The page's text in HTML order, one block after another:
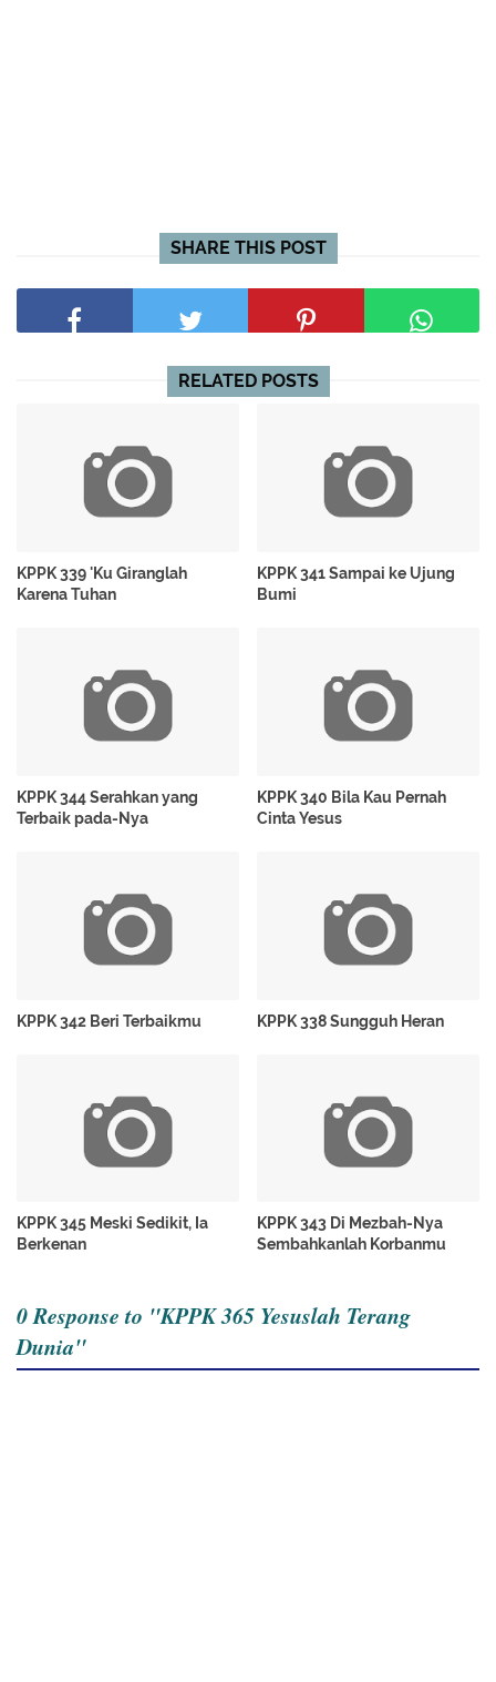
SHARE THIS POST
RELATED POSTS
KPPK 339 'Ku Giranglah
Karena Tuhan
KPPK 341 Sampai ke Ujung
Bumi
KPPK 344 Serahkan yang
Terbaik pada-Nya
KPPK 340 Bila Kau Pernah
Cinta Yesus
KPPK 342 Beri Terbaikmu KPPK 338 Sungguh Heran
KPPK 345 Meski Sedikit, Ia
Berkenan
KPPK 343 Di Mezbah-Nya
Sembahkanlah Korbanmu
0 Response to "KPPK 365 Yesuslah Terang
Dunia"